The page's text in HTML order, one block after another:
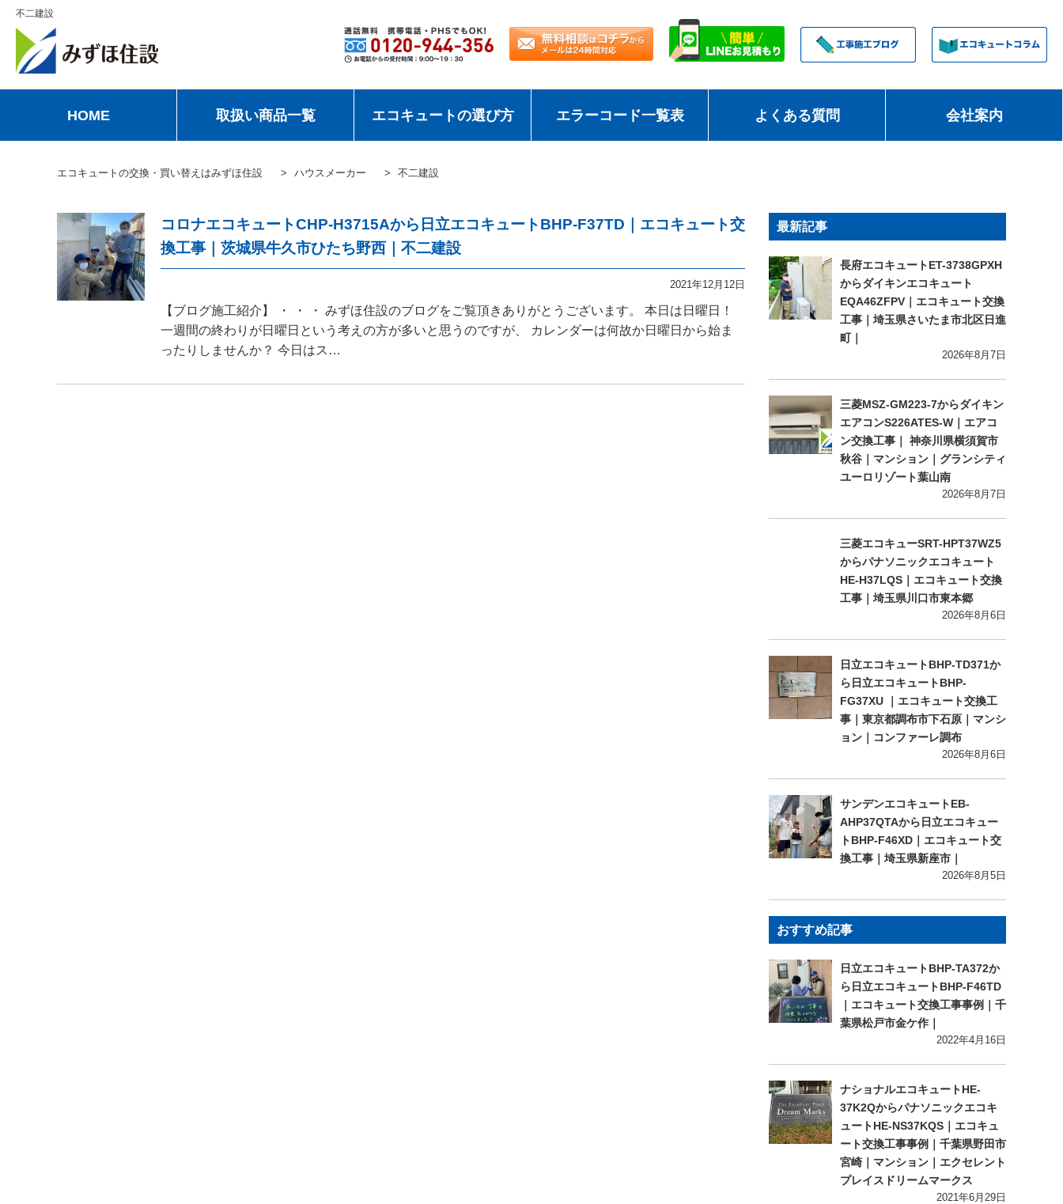
不二建設
HOME 取扱い商品一覧 エコキュートの選び方 エラーコード一覧表 よくある質問 会社案内
エコキュートの交換・買い替えはみずほ住設 ハウスメーカー 不二建設
コロナエコキュートCHP-H3715Aから日立エコキュートBHP-F37TD｜エコキュート交
換工事｜茨城県牛久市ひたち野西｜不二建設
2021年12月12日
【ブログ施工紹介】 ・ ・ ・ みずほ住設のブログをご覧頂きありがとうございます。 本日は日曜日！
一週間の終わりが日曜日という考えの方が多いと思うのですが、 カレンダーは何故か日曜日から始ま
ったりしませんか？ 今日はス…
最新記事
長府エコキュートET-3738GPXH
からダイキンエコキュート
EQA46ZFPV｜エコキュート交換
工事｜埼玉県さいたま市北区日進
町｜
2026年8月7日
三菱MSZ-GM223-7からダイキン
エアコンS226ATES-W｜エアコ
ン交換工事｜ 神奈川県横須賀市
秋谷｜マンション｜グランシティ
ユーロリゾート葉山南
2026年8月7日
三菱エコキューSRT-HPT37WZ5
からパナソニックエコキュート
HE-H37LQS｜エコキュート交換
工事｜埼玉県川口市東本郷
2026年8月6日
日立エコキュートBHP-TD371か
ら日立エコキュートBHP-
FG37XU ｜エコキュート交換工
事｜東京都調布市下石原｜マンシ
ョン｜コンファーレ調布
2026年8月6日
サンデンエコキュートEB-
AHP37QTAから日立エコキュー
トBHP-F46XD｜エコキュート交
換工事｜埼玉県新座市｜
2026年8月5日
おすすめ記事
日立エコキュートBHP-TA372か
ら日立エコキュートBHP-F46TD
｜エコキュート交換工事事例｜千
葉県松戸市金ケ作｜
2022年4月16日
ナショナルエコキュートHE-
37K2Qからパナソニックエコキ
ュートHE-NS37KQS｜エコキュ
ート交換工事事例｜千葉県野田市
宮崎｜マンション｜エクセレント
プレイスドリームマークス
2021年6月29日